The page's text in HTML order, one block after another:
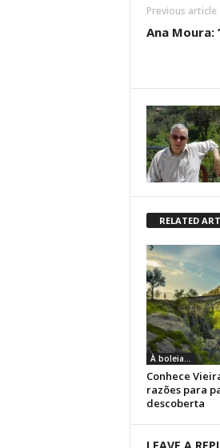
Previous article
Ana Moura:
RELATED
À boleia...
Conhece
razões para
descoberta